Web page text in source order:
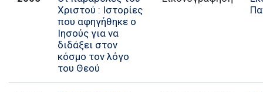
Χριστού : Ιστορίες
που αφηγήθηκε ο
Ιησούς για να
διδάξει στον
κόσμο τον λόγο
του Θεού